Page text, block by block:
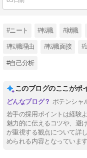
#ニート #転職 #就職
#転職理由 #転職面接 #
#自己分析
このブログのここがポ
ポテンシャ
若手の採用ポイントは経験
魅力的に伝えるコツや、避
が重視する観点について詳
められる内容となっています